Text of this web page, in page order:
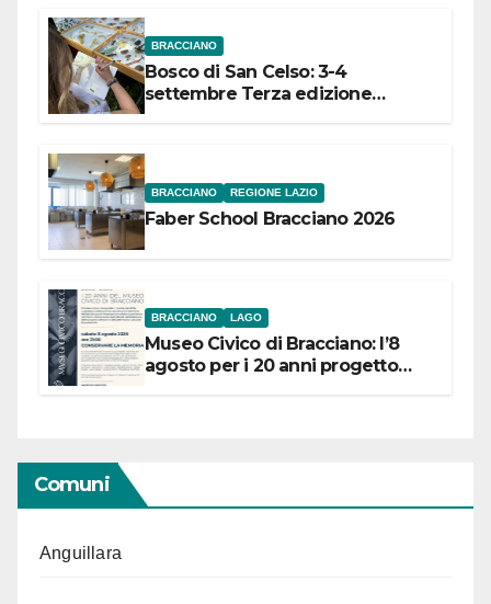
BRACCIANO
Bosco di San Celso: 3-4
settembre Terza edizione
BRACCIANO REGIONE LAZIO
Faber School Bracciano 2026
BRACCIANO LAGO
Museo Civico di Bracciano: l’8
agosto per i 20 anni progetto
Comuni
Anguillara